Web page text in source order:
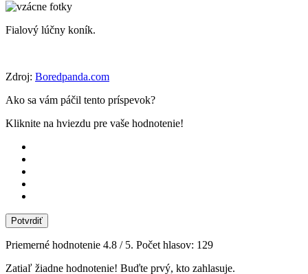
Fialový lúčny koník.
Zdroj: Boredpanda.com
Ako sa vám páčil tento príspevok?
Kliknite na hviezdu pre vaše hodnotenie!
Potvrdiť
Priemerné hodnotenie 4.8 / 5. Počet hlasov: 129
Zatiaľ žiadne hodnotenie! Buďte prvý, kto zahlasuje.